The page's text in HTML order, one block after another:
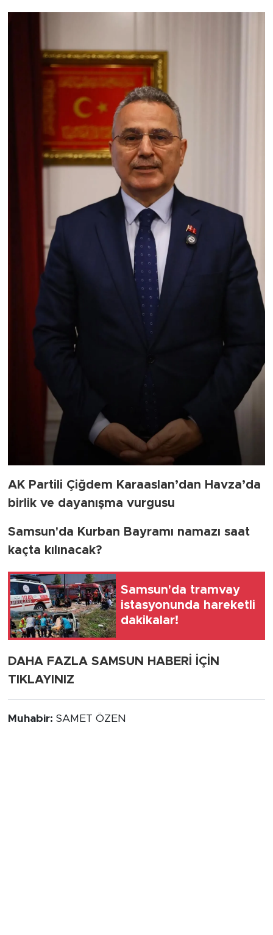
AK Partili Çiğdem Karaaslan’dan Havza’da
birlik ve dayanışma vurgusu
Samsun'da Kurban Bayramı namazı saat
kaçta kılınacak?
Samsun'da tramvay
istasyonunda hareketli
dakikalar!
DAHA FAZLA SAMSUN HABERİ İÇİN
TIKLAYINIZ
Muhabir: SAMET ÖZEN